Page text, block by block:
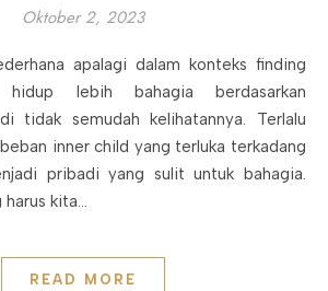
Oktober 2, 2023
lebih bahagia berdasarkan
tidak semudah kelihatannya. Terlalu
inner child yang terluka terkadang
pribadi yang sulit untuk bahagia.
kita…
READ MORE